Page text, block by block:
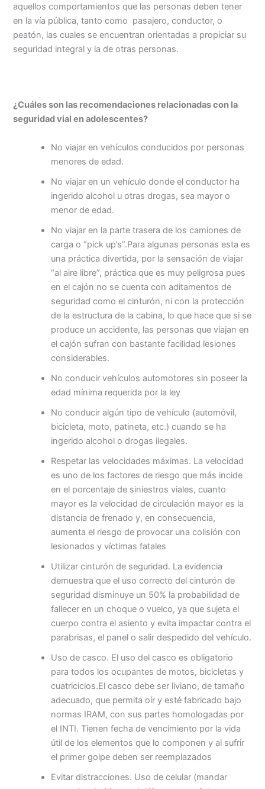
aquellos comportamientos que las personas deben tener
en la vía pública, tanto como pasajero, conductor, o
peatón, las cuales se encuentran orientadas a propiciar su
seguridad integral y la de otras personas.
¿Cuáles son las recomendaciones relacionadas con la
seguridad vial en adolescentes?
No viajar en vehículos conducidos por personas
menores de edad.
No viajar en un vehículo donde el conductor ha
ingerido alcohol u otras drogas, sea mayor o
menor de edad.
No viajar en la parte trasera de los camiones de
carga o “pick up’s”.Para algunas personas esta es
una práctica divertida, por la sensación de viajar
“al aire libre”, práctica que es muy peligrosa pues
en el cajón no se cuenta con aditamentos de
seguridad como el cinturón, ni con la protección
de la estructura de la cabina, lo que hace que si se
produce un accidente, las personas que viajan en
el cajón sufran con bastante facilidad lesiones
considerables.
No conducir vehículos automotores sin poseer la
edad mínima requerida por la ley
No conducir algún tipo de vehículo (automóvil,
bicicleta, moto, patineta, etc.) cuando se ha
ingerido alcohol o drogas ilegales.
Respetar las velocidades máximas. La velocidad
es uno de los factores de riesgo que más incide
en el porcentaje de siniestros viales, cuanto
mayor es la velocidad de circulación mayor es la
distancia de frenado y, en consecuencia,
aumenta el riesgo de provocar una colisión con
lesionados y víctimas fatales
Utilizar cinturón de seguridad. La evidencia
demuestra que el uso correcto del cinturón de
seguridad disminuye un 50% la probabilidad de
fallecer en un choque o vuelco, ya que sujeta el
cuerpo contra el asiento y evita impactar contra el
parabrisas, el panel o salir despedido del vehículo.
Uso de casco. El uso del casco es obligatorio
para todos los ocupantes de motos, bicicletas y
cuatriciclos.El casco debe ser liviano, de tamaño
adecuado, que permita oír y esté fabricado bajo
normas IRAM, con sus partes homologadas por
el INTI. Tienen fecha de vencimiento por la vida
útil de los elementos que lo componen y al sufrir
el primer golpe deben ser reemplazados
Evitar distracciones. Uso de celular (mandar